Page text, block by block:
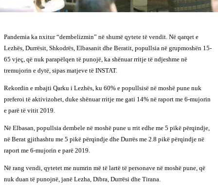
Pandemia ka nxitur “dembelizmin” në shumë qytete të vendit. Në qarqet e
Lezhës, Durrësit, Shkodrës, Elbasanit dhe Beratit, popullsia në grupmoshën 15-
65 vjeç, që nuk parapëlqen të punojë, ka shënuar rritje të ndjeshme në
tremujorin e dytë, sipas matjeve të INSTAT.
Rekordin e mbajti Qarku i Lezhës, ku 60% e popullsisë në moshë pune nuk
preferoi të aktivizohet, duke shënuar rritje me gati 14% në raport me 6-mujorin
e parë të vitit 2019.
Në Elbasan, popullsia dembele në moshë pune u rrit edhe me 5 pikë përqindje,
në Berat gjithashtu me 5 pikë përqindje dhe Durrës me 2.8 pikë përqindje në
raport me 6-mujorin e parë 2019.
Në rang vendi, qytetet me numrin më të lartë të personave në moshë pune, që
nuk duan të punojnë, janë Lezha, Dibra, Durrësi dhe Tirana.